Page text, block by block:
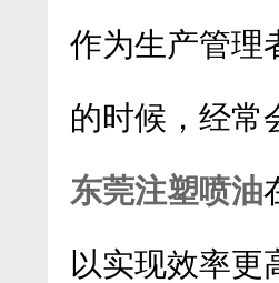
作为生产管理
的时候，经常
东莞注塑喷油
以实现效率更